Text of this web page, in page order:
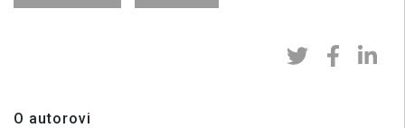
O autorovi